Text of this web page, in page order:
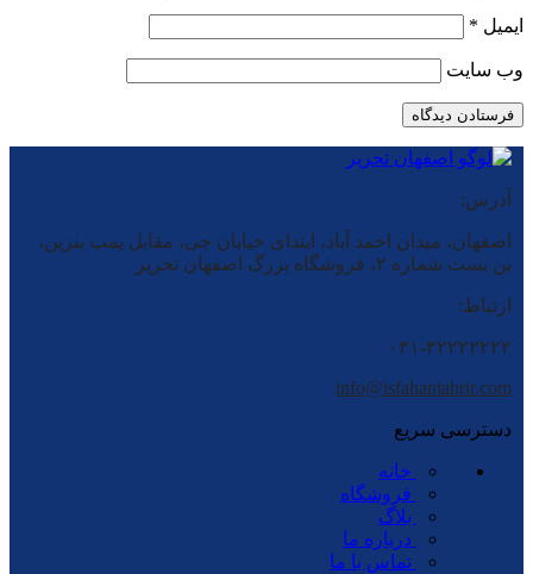
ایمیل *
وب‌ سایت
آدرس:
اصفهان، میدان احمد آباد، ابتدای خیابان جی، مقابل پمپ بنزین،
بن بست شماره ۲، فروشگاه بزرگ اصفهان تحریر
ارتباط:
۰۳۱-۳۲۲۲۲۲۲۲
info@isfahantahrir.com
دسترسی سریع
خانه
فروشگاه
بلاگ
درباره ما
تماس با ما